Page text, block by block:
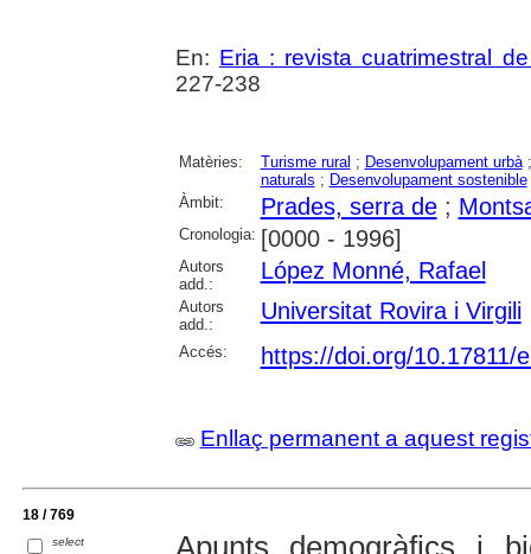
En: Eria : revista cuatrimestral
227-238
Matèries: Turisme rural ; Desenvolupament urbà
naturals ; Desenvolupament sostenible
Àmbit:
Prades, serra de;
Cronologia: [0000 - 1996]
Autors
add.:
López Monné, Rafael
Autors
add.:
Universitat Rovira i Virgili
Accés: https://doi.org/10.17811/
Enllaç permanent a aquest
18 / 769
select